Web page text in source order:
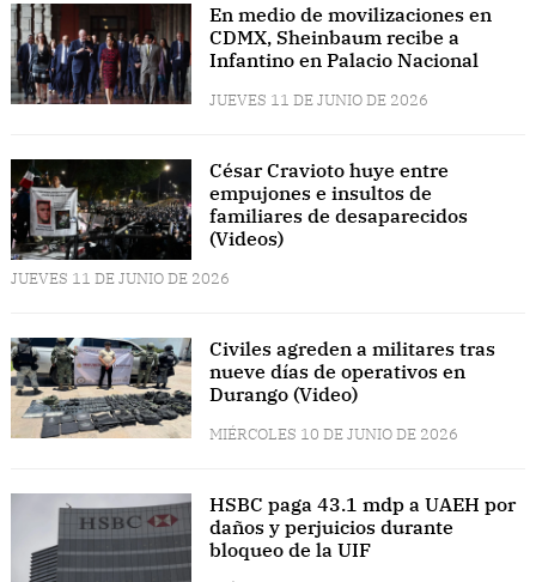
En medio de movilizaciones en
CDMX, Sheinbaum recibe a
Infantino en Palacio Nacional
JUEVES 11 DE JUNIO DE 2026
César Cravioto huye entre
empujones e insultos de
familiares de desaparecidos
(Videos)
JUEVES 11 DE JUNIO DE 2026
Civiles agreden a militares tras
nueve días de operativos en
Durango (Video)
MIÉRCOLES 10 DE JUNIO DE 2026
HSBC paga 43.1 mdp a UAEH por
daños y perjuicios durante
bloqueo de la UIF